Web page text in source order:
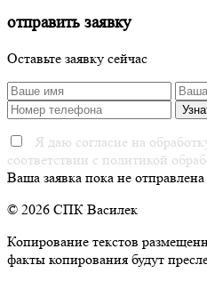
отправить заявку
Оставьте заявку сейчас
Я даю согласие на
соответствии с политикой
Ваша заявка пока не отправлена
© 2026 СПК Василек
Копирование текстов
факты копирования будут